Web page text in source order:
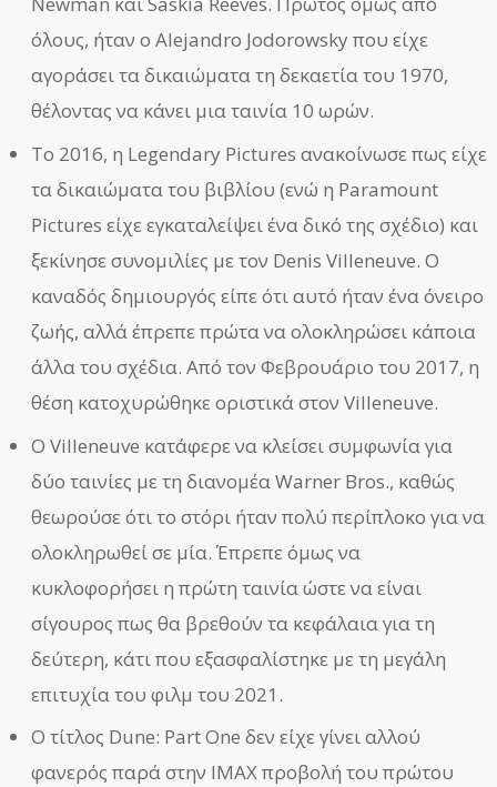
όλους, ήταν ο Alejandro Jodorowsky που είχε
αγοράσει τα δικαιώματα τη δεκαετία του 1970,
θέλοντας να κάνει μια ταινία 10 ωρών.
Το 2016, η Legendary Pictures ανακοίνωσε πως είχε
τα δικαιώματα του βιβλίου (ενώ η Paramount
Pictures είχε εγκαταλείψει ένα δικό της σχέδιο) και
ξεκίνησε συνομιλίες με τον Denis Villeneuve. Ο
καναδός δημιουργός είπε ότι αυτό ήταν ένα όνειρο
ζωής, αλλά έπρεπε πρώτα να ολοκληρώσει κάποια
άλλα του σχέδια. Από τον Φεβρουάριο του 2017, η
θέση κατοχυρώθηκε οριστικά στον Villeneuve.
Ο Villeneuve κατάφερε να κλείσει συμφωνία για
δύο ταινίες με τη διανομέα Warner Bros., καθώς
θεωρούσε ότι το στόρι ήταν πολύ περίπλοκο για να
ολοκληρωθεί σε μία. Έπρεπε όμως να
κυκλοφορήσει η πρώτη ταινία ώστε να είναι
σίγουρος πως θα βρεθούν τα κεφάλαια για τη
δεύτερη, κάτι που εξασφαλίστηκε με τη μεγάλη
επιτυχία του φιλμ του 2021.
Ο τίτλος Dune: Part One δεν είχε γίνει αλλού
φανερός παρά στην IMAX προβολή του πρώτου